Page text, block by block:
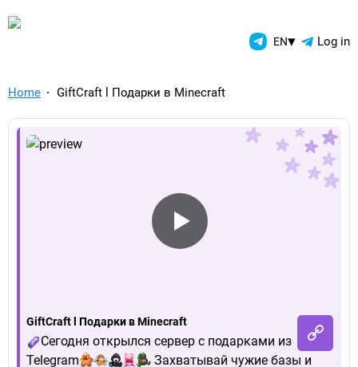
TelegramAds.com — EN▾ Log in
Home GiftCraft l Подарки в Minecraft
GiftCraft l Подарки в Minecraft
Сегодня открылся сервер с подарками из
Telegram
Захватывай чужие базы и